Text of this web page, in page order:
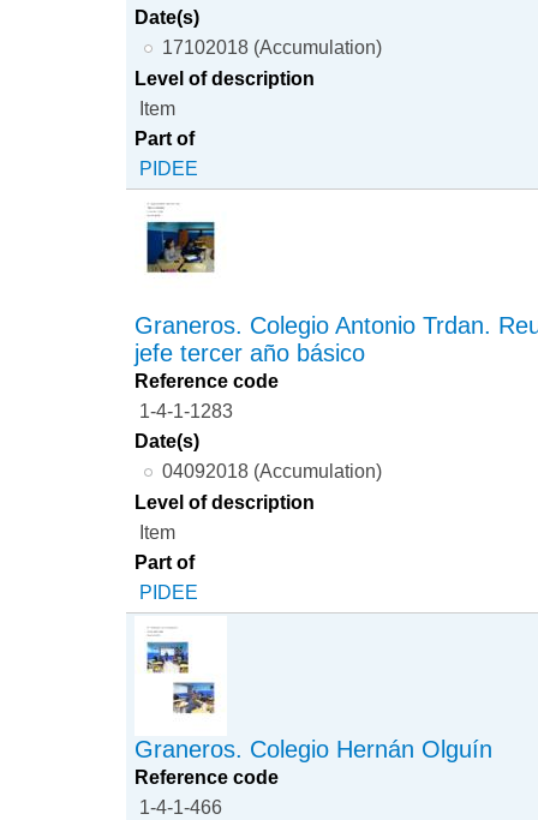
Date(s)
17102018 (Accumulation)
Level of description
Item
Part of
PIDEE
Graneros. Colegio Antonio Trdan.
jefe tercer año básico
Reference code
1-4-1-1283
Date(s)
04092018 (Accumulation)
Level of description
Item
Part of
PIDEE
Graneros. Colegio Hernán Olguín
Reference code
1-4-1-466